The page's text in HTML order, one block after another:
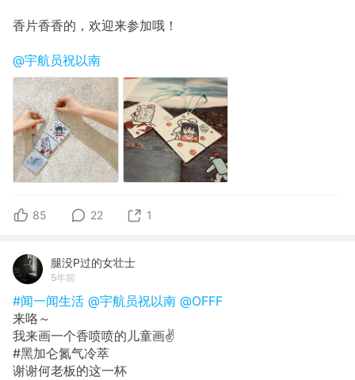
香片香香的，欢迎来参加哦！
@宇航员祝以南
85 22 1
腿没P过的女壮士
5年前
#闻一闻生活 @宇航员祝以南 @OFFF
来咯～
我来画一个香喷喷的儿童画✌️
#黑加仑氮气冷萃
谢谢何老板的这一杯